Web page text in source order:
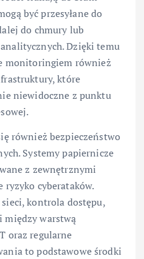
być przesyłane do
do chmury lub
Dzięki temu
monitoringiem również
które
niewidoczne z punktu
również bezpieczeństwo
Systemy papiernicze
z zewnętrznymi
cyberataków.
kontrola dostępu,
między warstwą
oraz regularne
to podstawowe środki